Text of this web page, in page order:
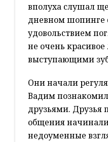
вполуха слушал
дневном шопинге
удовольствием
не очень
выступающими
Они начали
Вадим
друзьями. Друзья
общения
недоуменные